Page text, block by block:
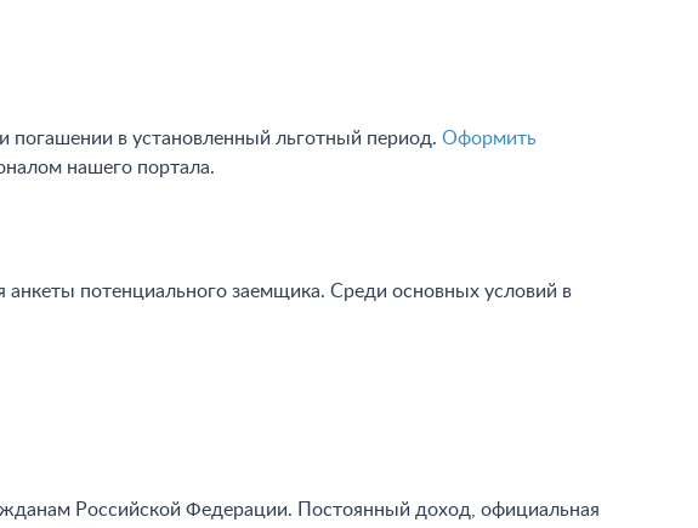
погашении в установленный льготный период. Оформить
нашего портала.
потенциального заемщика. Среди основных условий в
Российской Федерации. Постоянный доход, официальная